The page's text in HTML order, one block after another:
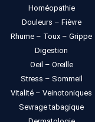
Homéopathie
Douleurs – Fièvre
Rhume – Toux – Grippe
Digestion
Oeil – Oreille
Stress – Sommeil
Vitalité – Veinotoniques
Sevrage tabagique